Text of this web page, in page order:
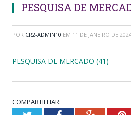
PESQUISA DE
POR CR2-ADMIN10 EM 11 DE JANEIRO DE
PESQUISA DE MERCADO (41)
COMPARTILHAR: